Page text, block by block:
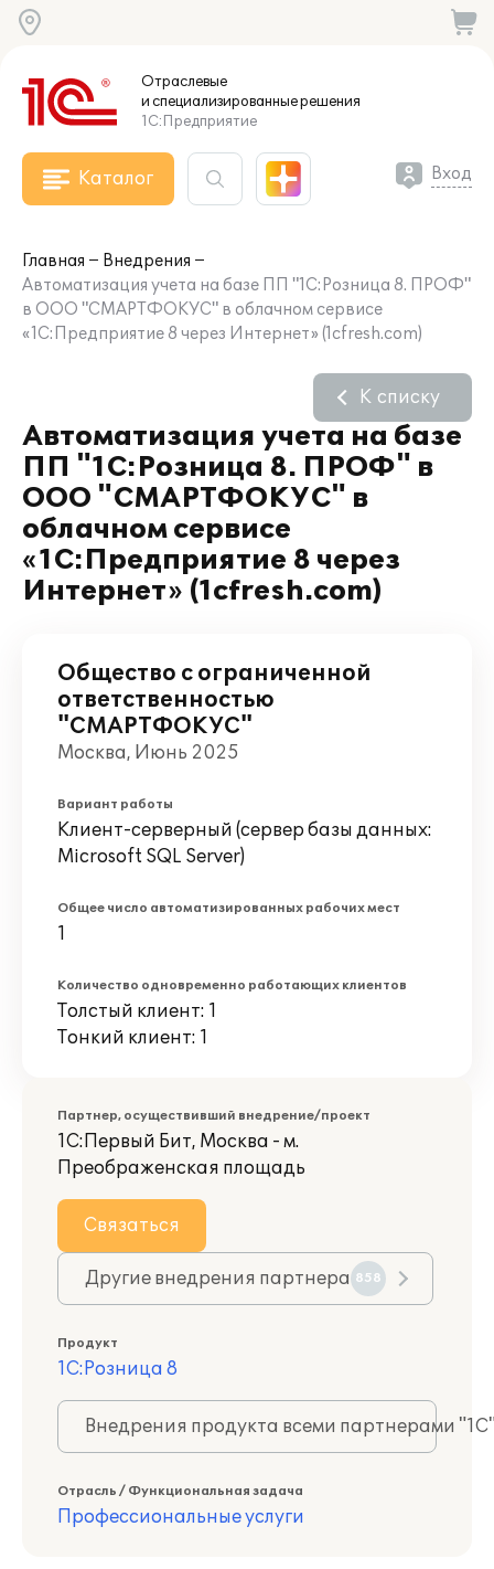
Отраслевые
и специализированныерешения
1С:Предприятие
Каталог Вход
Главная
Внедрения
Автоматизация учета на базе ПП "1С:Розница 8. ПРОФ"
в ООО "СМАРТФОКУС" в облачном сервисе
«1С:Предприятие 8 через Интернет» (1cfresh.com)
Автоматизация учета на базе
ПП "1С:Розница 8. ПРОФ" в
ООО "СМАРТФОКУС" в
облачном сервисе
«1С:Предприятие 8 через
Интернет» (1cfresh.com)
К списку
Общество с ограниченной
ответственностью
"СМАРТФОКУС"
Москва, Июнь 2025
Вариант работы
Клиент-серверный (сервер базы данных:
Microsoft SQL Server)
Общее число автоматизированных рабочих мест
1
Количество одновременно работающих клиентов
Толстый клиент: 1
Тонкий клиент: 1
Партнер, осуществивший внедрение/проект
1С:Первый Бит, Москва - м.
Преображенская площадь
Связаться
Другие внедрения партнера 858
Продукт
1С:Розница 8
Внедрения продукта всеми партнерами
Отрасль / Функциональная задача
Профессиональные услуги